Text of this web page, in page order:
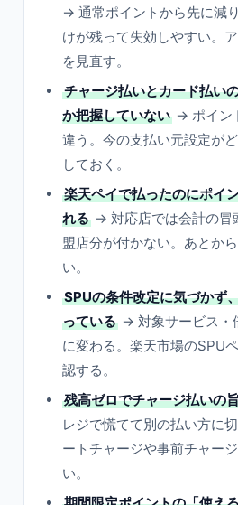
→ 通常ポイントから先に減
けが残って失効しやすい。
を見直す。
チャージ払いとカード払い
か把握していない → ポイン
違う。今の支払い元設定が
しておく。
楽天ペイで払ったのにポイ
れる → 対応店では会計の冒
盟店分が付かない。あとか
い。
SPUの条件改定に気づかず
っている → 対象サービス・
に変わる。楽天市場のSPU
認する。
残高ゼロでチャージ払いの
レジで慌てて別の払い方に
ートチャージや事前チャー
い。